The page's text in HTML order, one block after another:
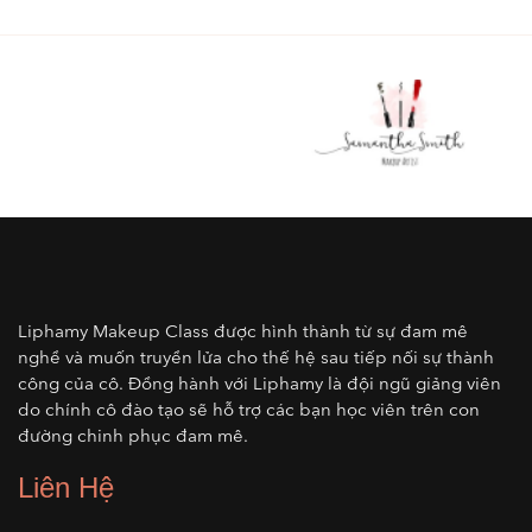
Liphamy Makeup Class được hình thành từ sự đam mê
nghề và muốn truyền lửa cho thế hệ sau tiếp nối sự thành
công của cô. Đồng hành với Liphamy là đội ngũ giảng viên
do chính cô đào tạo sẽ hỗ trợ các bạn học viên trên con
đường chinh phục đam mê.
Liên Hệ